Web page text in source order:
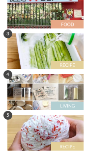
3
4
5